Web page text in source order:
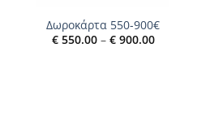
Δωροκάρτα 550-900€
€550.00 – €900.00Price